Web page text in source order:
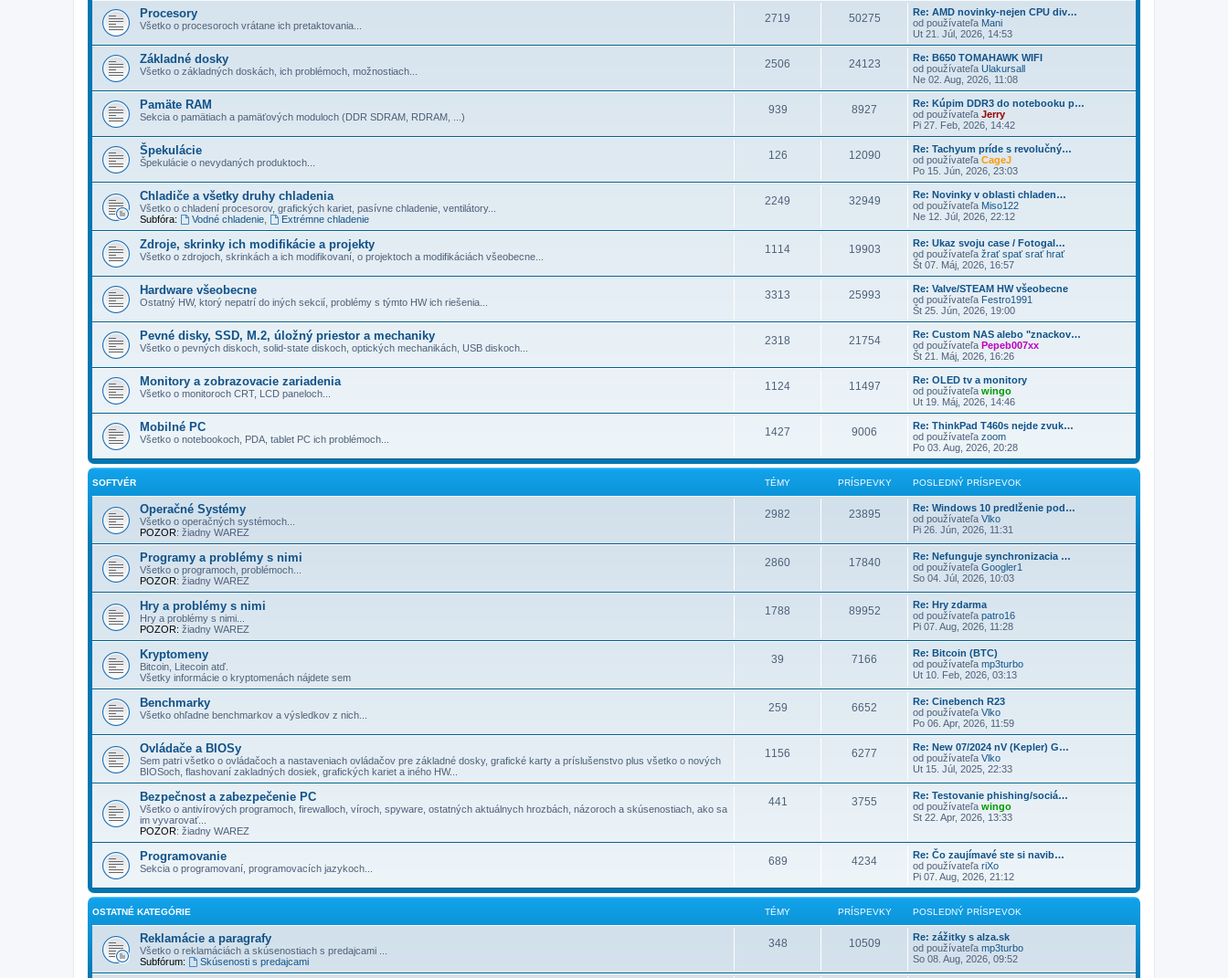
Procesory
Všetko o procesoroch vrátane ich pretaktovania...
2719 50275
Re: AMD novinky-nejen CPU div…
od používateľa Mani
Ut 21. Júl, 2026, 14:53
Základné dosky
Všetko o základných doskách, ich problémoch, možnostiach...
2506 24123
Re: B650 TOMAHAWK WIFI
od používateľa Ulakursall
Ne 02. Aug, 2026, 11:08
Pamäte RAM
Sekcia o pamätiach a pamäťových moduloch (DDR SDRAM, RDRAM, ...)
939 8927
Re: Kúpim DDR3 do notebooku p…
od používateľa Jerry
Pi 27. Feb, 2026, 14:42
Špekulácie
Špekulácie o nevydaných produktoch...
126 12090
Re: Tachyum príde s revolučný…
od používateľa CageJ
Po 15. Jún, 2026, 23:03
Chladiče a všetky druhy chladenia
Všetko o chladení procesorov, grafických kariet, pasí­vne chladenie, ventilátory...
Subfóra:
Vodné chladenie, Extrémne chladenie
2249 32949
Re: Novinky v oblasti chladen…
od používateľa Miso122
Ne 12. Júl, 2026, 22:12
Zdroje, skrinky ich modifikácie a projekty
Všetko o zdrojoch, skrinkách a ich modifikovaní, o projektoch a modifikáciách všeobecne...
1114 19903
Re: Ukaz svoju case / Fotogal…
od používateľa žrať spať srať hrať
Št 07. Máj, 2026, 16:57
Hardware všeobecne
Ostatný HW, ktorý nepatrí do iných sekcií­, problémy s týmto HW ich riešenia...
3313 25993
Re: Valve/STEAM HW všeobecne
od používateľa Festro1991
Št 25. Jún, 2026, 19:00
Pevné disky, SSD, M.2, úložný priestor a mechaniky
Všetko o pevných diskoch, solid-state diskoch, optických mechanikách, USB diskoch...
2318 21754
Re: Custom NAS alebo "znackov…
od používateľa Pepeb007xx
Št 21. Máj, 2026, 16:26
Monitory a zobrazovacie zariadenia
Všetko o monitoroch CRT, LCD paneloch...
1124 11497
Re: OLED tv a monitory
od používateľa wingo
Ut 19. Máj, 2026, 14:46
Mobilné PC
Všetko o notebookoch, PDA, tablet PC ich problémoch...
1427 9006
Re: ThinkPad T460s nejde zvuk…
od používateľa zoom
Po 03. Aug, 2026, 20:28
SOFTVÉR TÉMY PRÍSPEVKY POSLEDNÝ PRÍSPEVOK
Operačné Systémy
Všetko o operačných systémoch...
POZOR: žiadny WAREZ
2982 23895
Re: Windows 10 predlženie pod…
od používateľa Vlko
Pi 26. Jún, 2026, 11:31
Programy a problémy s nimi
Všetko o programoch, problémoch...
POZOR: žiadny WAREZ
2860 17840
Re: Nefunguje synchronizacia …
od používateľa Googler1
So 04. Júl, 2026, 10:03
Hry a problémy s nimi
Hry a problémy s nimi...
POZOR: žiadny WAREZ
1788 89952
Re: Hry zdarma
od používateľa patro16
Pi 07. Aug, 2026, 11:28
Kryptomeny
Bitcoin, Litecoin atď.
Všetky informácie o kryptomenách nájdete sem
39 7166
Re: Bitcoin (BTC)
od používateľa mp3turbo
Ut 10. Feb, 2026, 03:13
Benchmarky
Všetko ohľadne benchmarkov a výsledkov z nich...
259 6652
Re: Cinebench R23
od používateľa Vlko
Po 06. Apr, 2026, 11:59
Ovládače a BIOSy
Sem patri všetko o ovládačoch a nastaveniach ovládačov pre základné dosky, grafické karty a príslušenstvo plus všetko o nových
BIOSoch, flashovaní zakladných dosiek, grafických kariet a iného HW...
1156 6277
Re: New 07/2024 nV (Kepler) G…
od používateľa Vlko
Ut 15. Júl, 2025, 22:33
Bezpečnost a zabezpečenie PC
Všetko o antivírových programoch, firewalloch, víroch, spyware, ostatných aktuálnych hrozbách, názoroch a skúsenostiach, ako sa
im vyvarovať...
POZOR: žiadny WAREZ
441 3755
Re: Testovanie phishing/sociá…
od používateľa wingo
St 22. Apr, 2026, 13:33
Programovanie
Sekcia o programovaní, programovacích jazykoch...
689 4234
Re: Čo zaujímavé ste si navib…
od používateľa riXo
Pi 07. Aug, 2026, 21:12
OSTATNÉ KATEGÓRIE TÉMY PRÍSPEVKY POSLEDNÝ PRÍSPEVOK
Reklamácie a paragrafy
Všetko o reklamáciách a skúsenostiach s predajcami ...
Subfórum:
Skúsenosti s predajcami
348 10509
Re: zážitky s alza.sk
od používateľa mp3turbo
So 08. Aug, 2026, 09:52